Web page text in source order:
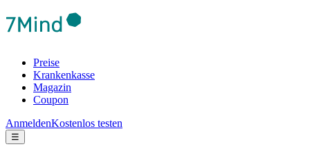
Preise
Krankenkasse
Magazin
Coupon
AnmeldenKostenlos testen
☰